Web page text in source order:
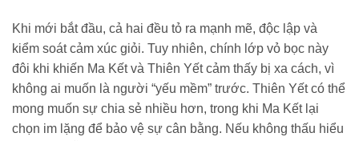
Khi mới bắt đầu, cả hai đều tỏ ra mạnh mẽ, độc lập và
kiểm soát cảm xúc giỏi. Tuy nhiên, chính lớp vỏ bọc này
đôi khi khiến Ma Kết và Thiên Yết cảm thấy bị xa cách, vì
không ai muốn là người “yếu mềm” trước. Thiên Yết có thể
mong muốn sự chia sẻ nhiều hơn, trong khi Ma Kết lại
chọn im lặng để bảo vệ sự cân bằng. Nếu không thấu hiểu